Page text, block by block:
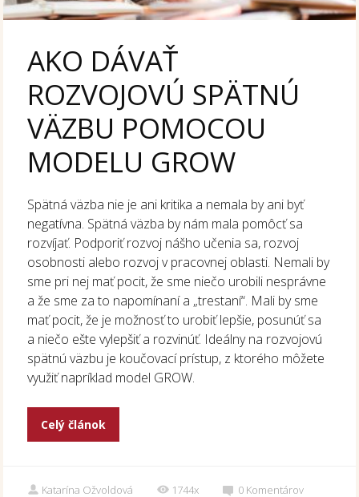
AKO DÁVAŤ
ROZVOJOVÚ SPÄTNÚ
VÄZBU POMOCOU
MODELU GROW
Spätná väzba nie je ani kritika a nemala by ani byť
negatívna. Spätná väzba by nám mala pomôcť sa
rozvíjať. Podporiť rozvoj nášho učenia sa, rozvoj
osobnosti alebo rozvoj v pracovnej oblasti. Nemali by
sme pri nej mať pocit, že sme niečo urobili nesprávne
a že sme za to napomínaní a „trestaní“. Mali by sme
mať pocit, že je možnosť to urobiť lepšie, posunúť sa
a niečo ešte vylepšiť a rozvinúť. Ideálny na rozvojovú
spätnú väzbu je koučovací prístup, z ktorého môžete
využiť napríklad model GROW.
Celý článok
Katarína Ožvoldová 1744x 0 Komentárov